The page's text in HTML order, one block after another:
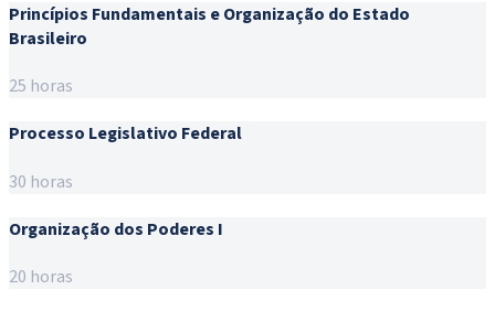
Princípios Fundamentais e Organização do Estado
Brasileiro
25 horas
Processo Legislativo Federal
30 horas
Organização dos Poderes I
20 horas